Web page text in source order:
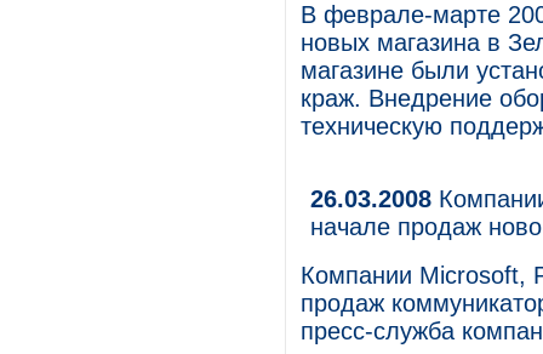
В феврале-марте
новых магазина в
магазине были
краж. Внедрение
техническую
26.03.2008
начале продаж
Компании Microsoft,
продаж
пресс-служба